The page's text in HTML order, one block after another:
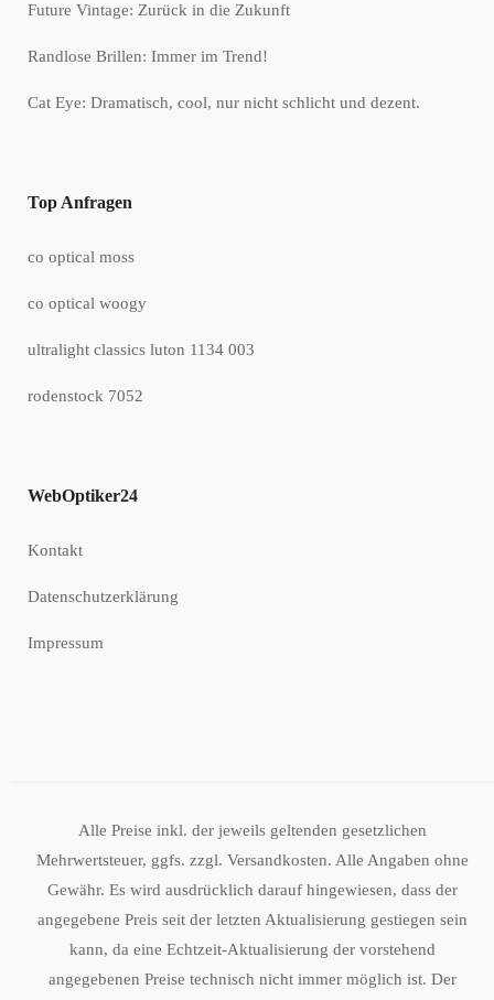
Future Vintage: Zurück in die Zukunft
Randlose Brillen: Immer im Trend!
Cat Eye: Dramatisch, cool, nur nicht schlicht und dezent.
Top Anfragen
co optical moss
co optical woogy
ultralight classics luton 1134 003
rodenstock 7052
WebOptiker24
Kontakt
Datenschutzerklärung
Impressum
Alle Preise inkl. der jeweils geltenden gesetzlichen
Mehrwertsteuer, ggfs. zzgl. Versandkosten. Alle Angaben ohne
Gewähr. Es wird ausdrücklich darauf hingewiesen, dass der
angegebene Preis seit der letzten Aktualisierung gestiegen sein
kann, da eine Echtzeit-Aktualisierung der vorstehend
angegebenen Preise technisch nicht immer möglich ist. Der